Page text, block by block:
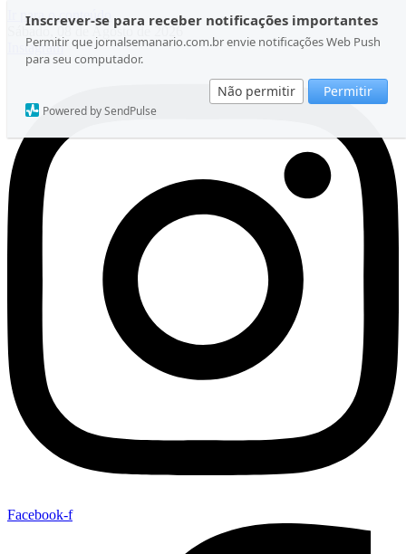
Inscrever-se para receber notificações importantes
Permitir que jornalsemanario.com.br envie notificações Web Push
para seu computador.
Não permitir Permitir
Powered by SendPulse
Ir para o conteúdo
Sábado, 08 de Agosto de 2026
Instagram
Facebook-f